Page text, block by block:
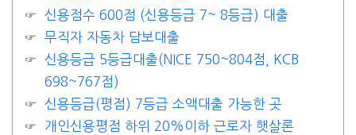
신용점수 600점 (신용등급 7~ 8등급) 대출
무직자 자동차 담보대출
신용등급 5등급대출(NICE 750~804점, KCB
698~767점)
신용등급(평점) 7등급 소액대출 가능한 곳
개인신용평점 하위 20%이하 근로자 햇살론